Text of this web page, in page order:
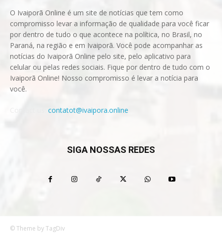
O Ivaiporã Online é um site de notícias que tem como
compromisso levar a informação de qualidade para você ficar
por dentro de tudo o que acontece na política, no Brasil, no
Paraná, na região e em Ivaiporã. Você pode acompanhar as
notícias do Ivaiporã Online pelo site, pelo aplicativo para
celular ou pelas redes sociais. Fique por dentro de tudo com o
Ivaiporã Online! Nosso compromisso é levar a notícia para
você.
contatot@ivaipora.online
SIGA NOSSAS REDES
© Theme by TagDiv